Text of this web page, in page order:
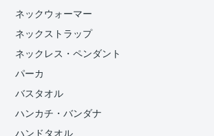
ネックウォーマー
ネックストラップ
ネックレス・ペンダント
パーカ
バスタオル
ハンカチ・バンダナ
ハンドタオル